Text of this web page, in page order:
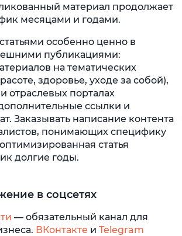
материал продолжает
месяцами и годами.
особенно ценно в
публикациями:
на тематических
здоровье, уходе за собой),
отраслевых порталах
ссылки и
Заказывать написание контента
понимающих специфику
статья
долгие годы.
в соцсетях
— обязательный канал для
ВКонтакте и Telegram